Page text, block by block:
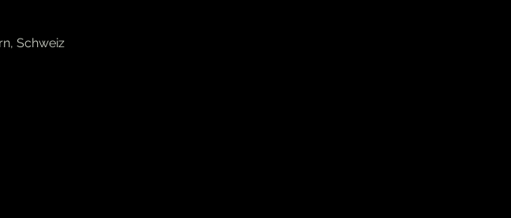
Schweiz